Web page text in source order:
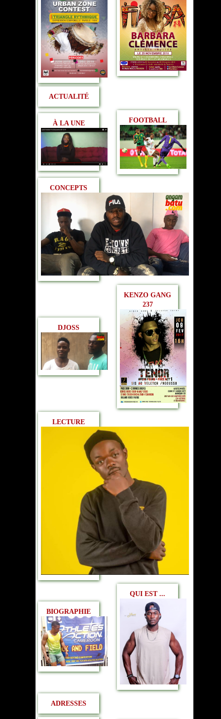
ACTUALITÉ
À LA UNE FOOTBALL
CONCEPTS
DJOSS
KENZO GANG
237
LECTURE
BIOGRAPHIE
QUI EST ...
ADRESSES